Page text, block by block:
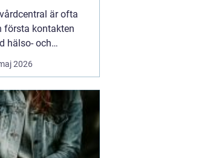
är ofta
första kontakten
hälso- och
För många i
handlar valet
där både barn,
och äldre får hjälp
samma tak. I en
högt tempo och
2026